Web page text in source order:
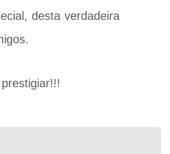
desta verdadeira